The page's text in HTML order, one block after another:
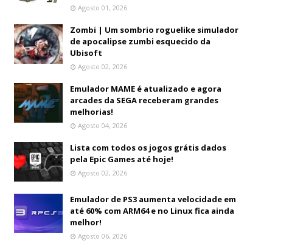
Agosto 01, 2026
Zombi | Um sombrio roguelike simulador
de apocalipse zumbi esquecido da
Ubisoft
Agosto 02, 2026
Emulador MAME é atualizado e agora
arcades da SEGA receberam grandes
melhorias!
Agosto 04, 2026
Lista com todos os jogos grátis dados
pela Epic Games até hoje!
Agosto 02, 2026
Emulador de PS3 aumenta velocidade em
até 60% com ARM64 e no Linux fica ainda
melhor!
Agosto 06, 2026